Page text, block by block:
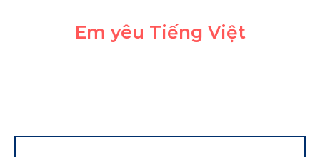
Em yêu Tiếng Việt